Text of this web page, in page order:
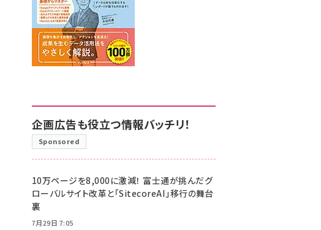
企画広告も役立つ情報バッチリ！
Sponsored
10万ページを8,000に激減！ 富士通が挑んだグ
ローバルサイト改革と「SitecoreAI」移行の舞台
裏
7月29日 7:05